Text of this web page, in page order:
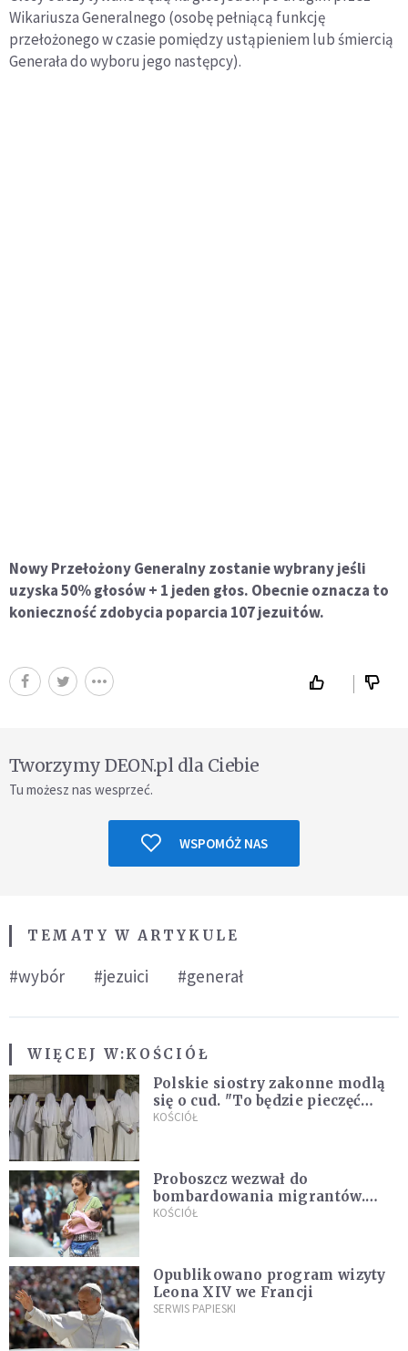
Wikariusza Generalnego (osobę pełniącą funkcję
przełożonego w czasie pomiędzy ustąpieniem lub śmiercią
Generała do wyboru jego następcy).
Nowy Przełożony Generalny zostanie wybrany jeśli
uzyska 50% głosów + 1 jeden głos. Obecnie oznacza to
konieczność zdobycia poparcia 107 jezuitów.
Tworzymy DEON.pl dla Ciebie
Tu możesz nas wesprzeć.
WSPOMÓŻ NAS
TEMATY W ARTYKULE
#wybór #jezuici #generał
WIĘCEJ W:KOŚCIÓŁ
Polskie siostry zakonne modlą
się o cud. "To będzie pieczęć
Pana Boga dla naszej wiary"
KOŚCIÓŁ
Proboszcz wezwał do
bombardowania migrantów.
"Masowy ogień przeciwko
KOŚCIÓŁ
Opublikowano program wizyty
Leona XIV we Francji
SERWIS PAPIESKI